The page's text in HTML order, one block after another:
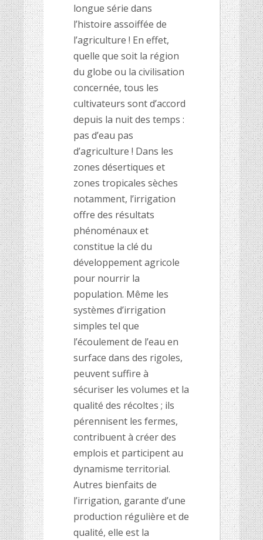
longue série dans
l’histoire assoiffée de
l’agriculture ! En effet,
quelle que soit la région
du globe ou la civilisation
concernée, tous les
cultivateurs sont d’accord
depuis la nuit des temps :
pas d’eau pas
d’agriculture ! Dans les
zones désertiques et
zones tropicales sèches
notamment, l’irrigation
offre des résultats
phénoménaux et
constitue la clé du
développement agricole
pour nourrir la
population. Même les
systèmes d’irrigation
simples tel que
l’écoulement de l’eau en
surface dans des rigoles,
peuvent suffire à
sécuriser les volumes et la
qualité des récoltes ; ils
pérennisent les fermes,
contribuent à créer des
emplois et participent au
dynamisme territorial.
Autres bienfaits de
l’irrigation, garante d’une
production régulière et de
qualité, elle est la